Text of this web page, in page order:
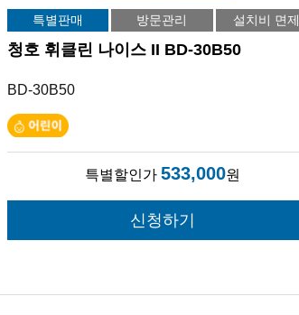
특별판매 방문관리 설치비 면제
청호 휘클린 나이스 II BD-30B50
BD-30B50
특별할인가 533,000원